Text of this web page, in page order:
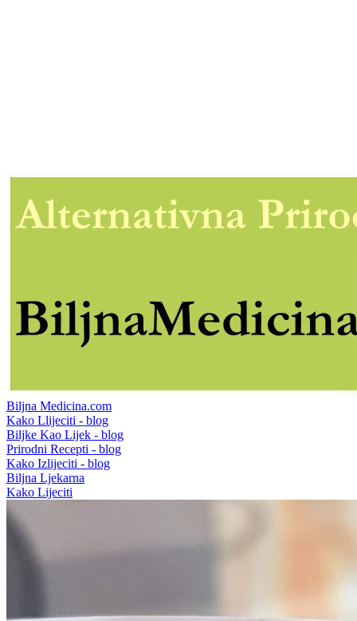
Biljna Medicina.com
Kako Llijeciti - blog
Biljke Kao Lijek - blog
Prirodni Recepti - blog
Kako Izlijeciti - blog
Biljna Ljekarna
Kako Lijeciti